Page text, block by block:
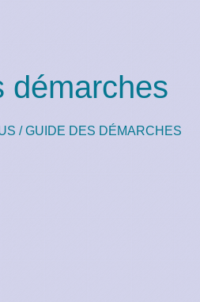
démarches
/GUIDE DES DÉMARCHES